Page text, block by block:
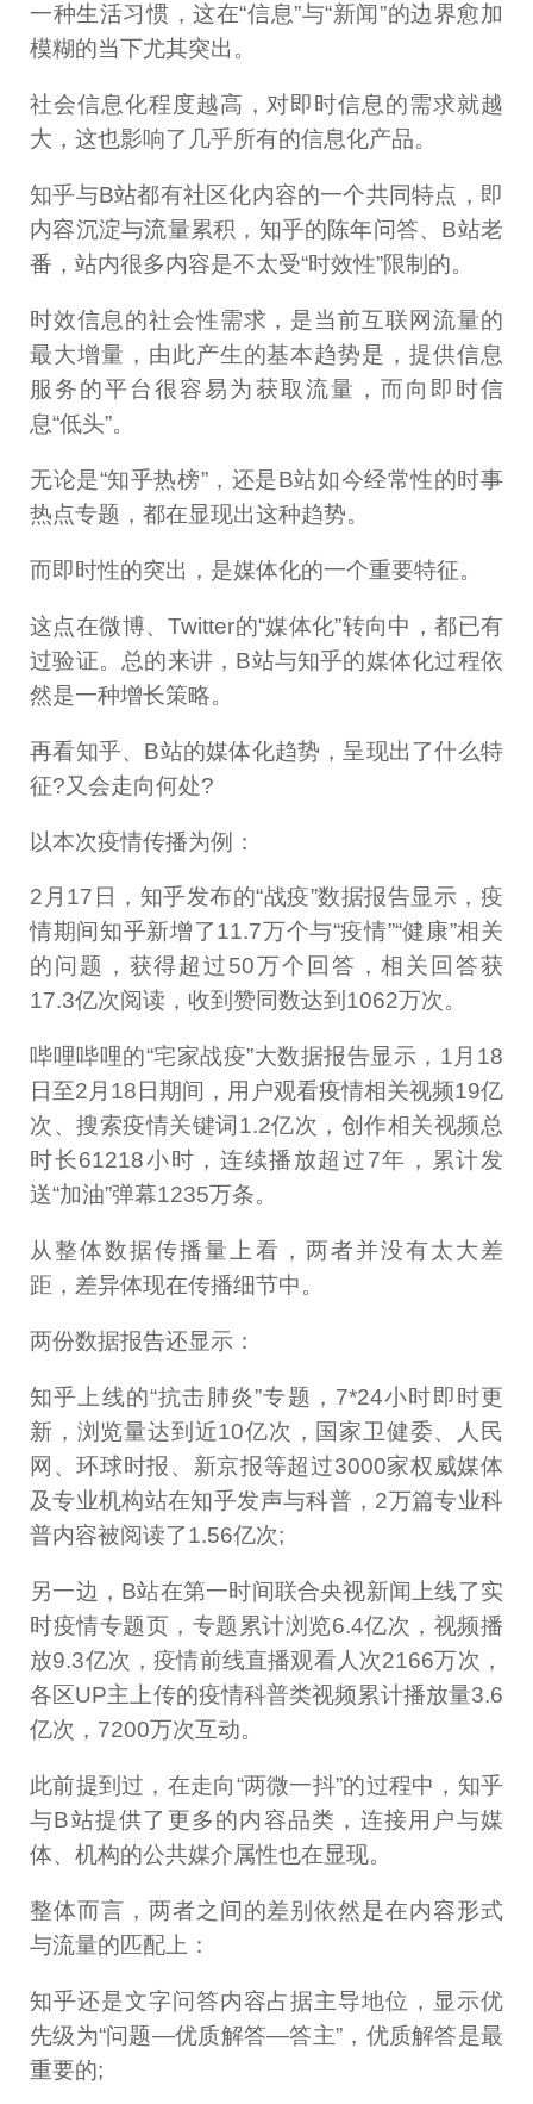
一种生活习惯，这在“信息”与“新闻”的边界愈加
模糊的当下尤其突出。
社会信息化程度越高，对即时信息的需求就越
大，这也影响了几乎所有的信息化产品。
知乎与B站都有社区化内容的一个共同特点，即
内容沉淀与流量累积，知乎的陈年问答、B站老
番，站内很多内容是不太受“时效性”限制的。
时效信息的社会性需求，是当前互联网流量的
最大增量，由此产生的基本趋势是，提供信息
服务的平台很容易为获取流量，而向即时信
息“低头”。
无论是“知乎热榜”，还是B站如今经常性的时事
热点专题，都在显现出这种趋势。
而即时性的突出，是媒体化的一个重要特征。
这点在微博、Twitter的“媒体化”转向中，都已有
过验证。总的来讲，B站与知乎的媒体化过程依
然是一种增长策略。
再看知乎、B站的媒体化趋势，呈现出了什么特
征?又会走向何处?
以本次疫情传播为例：
2月17日，知乎发布的“战疫”数据报告显示，疫
情期间知乎新增了11.7万个与“疫情”“健康”相关
的问题，获得超过50万个回答，相关回答获
17.3亿次阅读，收到赞同数达到1062万次。
哔哩哔哩的“宅家战疫”大数据报告显示，1月18
日至2月18日期间，用户观看疫情相关视频19亿
次、搜索疫情关键词1.2亿次，创作相关视频总
时长61218小时，连续播放超过7年，累计发
送“加油”弹幕1235万条。
从整体数据传播量上看，两者并没有太大差
距，差异体现在传播细节中。
两份数据报告还显示：
知乎上线的“抗击肺炎”专题，7*24小时即时更
新，浏览量达到近10亿次，国家卫健委、人民
网、环球时报、新京报等超过3000家权威媒体
及专业机构站在知乎发声与科普，2万篇专业科
普内容被阅读了1.56亿次;
另一边，B站在第一时间联合央视新闻上线了实
时疫情专题页，专题累计浏览6.4亿次，视频播
放9.3亿次，疫情前线直播观看人次2166万次，
各区UP主上传的疫情科普类视频累计播放量3.6
亿次，7200万次互动。
此前提到过，在走向“两微一抖”的过程中，知乎
与B站提供了更多的内容品类，连接用户与媒
体、机构的公共媒介属性也在显现。
整体而言，两者之间的差别依然是在内容形式
与流量的匹配上：
知乎还是文字问答内容占据主导地位，显示优
先级为“问题—优质解答—答主”，优质解答是最
重要的;